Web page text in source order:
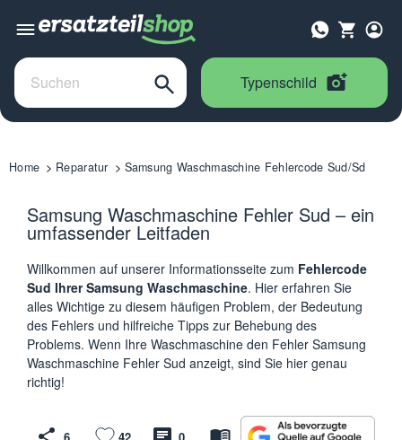
Typenschild
Home Reparatur Samsung Waschmaschine Fehlercode Sud/Sd
Samsung Waschmaschine Fehler Sud – ein
umfassender Leitfaden
Willkommen auf unserer Informationsseite zum Fehlercode
Sud Ihrer Samsung Waschmaschine. Hier erfahren Sie
alles Wichtige zu diesem häufigen Problem, der Bedeutung
des Fehlers und hilfreiche Tipps zur Behebung des
Problems. Wenn Ihre Waschmaschine den Fehler Samsung
Waschmaschine Fehler Sud anzeigt, sind Sie hier genau
richtig!